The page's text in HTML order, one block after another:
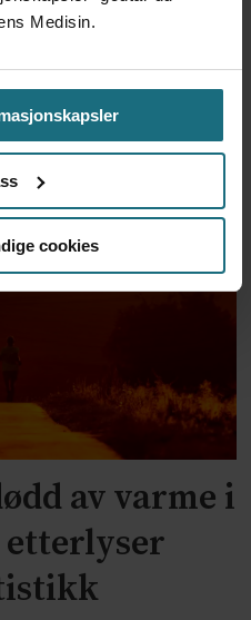
Medisin.
cookies
i Kongo
av varme i
etterlyser